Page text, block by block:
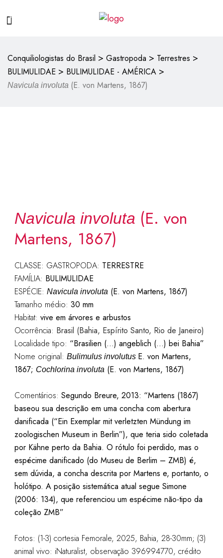
Conquiliologistas do Brasil > Gastropoda > Terrestres >
BULIMULIDAE > BULIMULIDAE - AMÉRICA >
Navicula involuta (E. von Martens, 1867)
Navicula involuta (E. von
Martens, 1867)
CLASSE: GASTROPODA: TERRESTRE
FAMÍLIA: BULIMULIDAE
ESPÉCIE: Navicula involuta(E. von Martens, 1867)
Tamanho médio: 30 mm
Habitat: vive em árvores e arbustos
Ocorrência: Brasil (Bahia, Espírito Santo, Rio de Janeiro)
Localidade tipo: “Brasilien (…) angeblich (…) bei Bahia”
Nome original: Bulimulus involutus E. von Martens,
1867; Cochlorina involuta(E. von Martens, 1867)
Comentários: Segundo Breure, 2013: “Martens (1867)
baseou sua descrição em uma concha com abertura
danificada (“Ein Exemplar mit verletzten Mündung im
zoologischen Museum in Berlin”), que teria sido coletada
por Kähne perto da Bahia. O rótulo foi perdido, mas o
espécime danificado (do Museu de Berlim – ZMB) é,
sem dúvida, a concha descrita por Martens e, portanto, o
holótipo. A posição sistemática atual segue Simone
(2006: 134), que referenciou um espécime não-tipo da
coleção ZMB”
Fotos: (1-3) cortesia Femorale, 2025, Bahia, 28-30mm; (3)
animal vivo: iNaturalist, observação 396994770, crédito